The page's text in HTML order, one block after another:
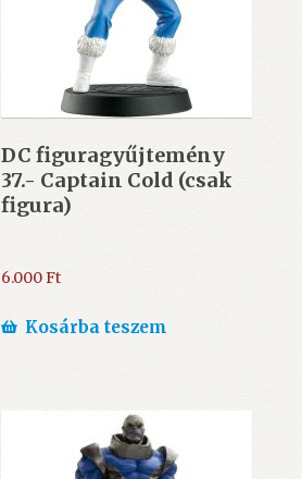
DC figuragyűjtemény
37.- Captain Cold (csak
figura)
6.000Ft
Kosárba teszem